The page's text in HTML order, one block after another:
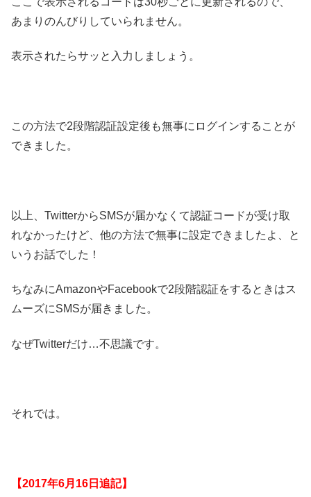
あまりのんびりしていられません。
表示されたらサッと入力しましょう。
この方法で2段階認証設定後も無事にログインすることが
できました。
以上、TwitterからSMSが届かなくて認証コードが受け取
れなかったけど、他の方法で無事に設定できましたよ、と
いうお話でした！
ちなみにAmazonやFacebookで2段階認証をするときはス
ムーズにSMSが届きました。
なぜTwitterだけ…不思議です。
それでは。
【2017年6月16日追記】